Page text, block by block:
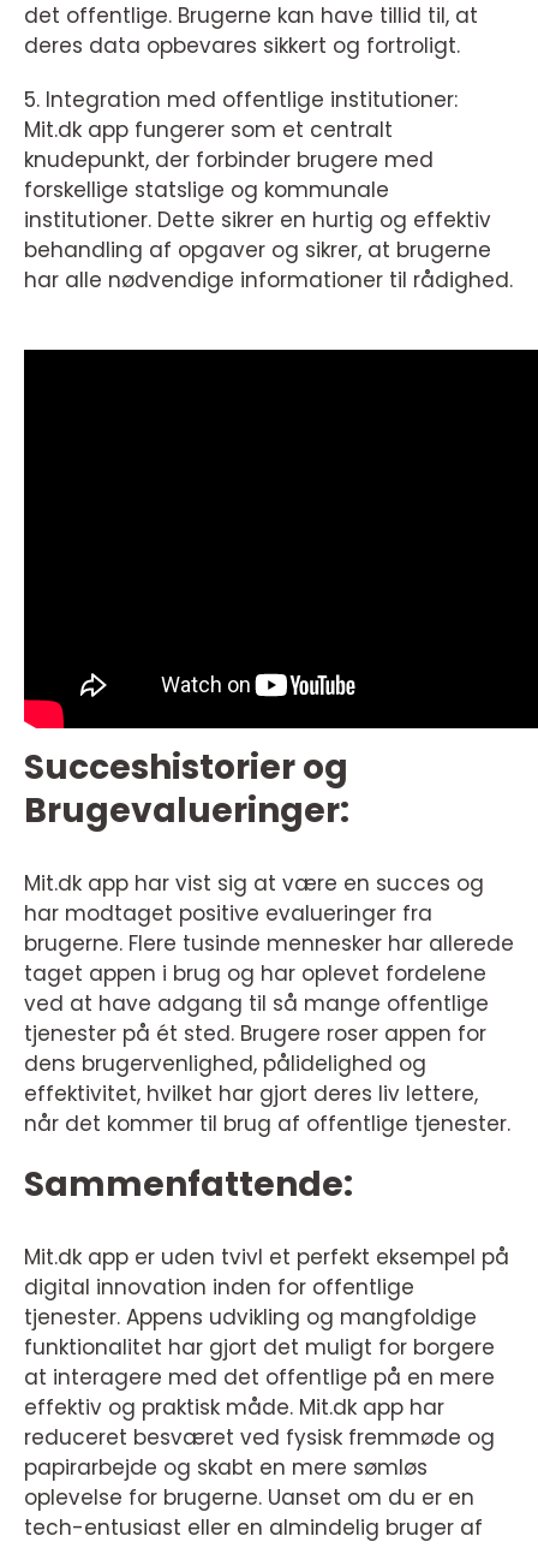
det offentlige. Brugerne kan have tillid til, at
deres data opbevares sikkert og fortroligt.
5. Integration med offentlige institutioner:
Mit.dk app fungerer som et centralt
knudepunkt, der forbinder brugere med
forskellige statslige og kommunale
institutioner. Dette sikrer en hurtig og effektiv
behandling af opgaver og sikrer, at brugerne
har alle nødvendige informationer til rådighed.
Succeshistorier og
Brugevalueringer:
Mit.dk app har vist sig at være en succes og
har modtaget positive evalueringer fra
brugerne. Flere tusinde mennesker har allerede
taget appen i brug og har oplevet fordelene
ved at have adgang til så mange offentlige
tjenester på ét sted. Brugere roser appen for
dens brugervenlighed, pålidelighed og
effektivitet, hvilket har gjort deres liv lettere,
når det kommer til brug af offentlige tjenester.
Sammenfattende:
Mit.dk app er uden tvivl et perfekt eksempel på
digital innovation inden for offentlige
tjenester. Appens udvikling og mangfoldige
funktionalitet har gjort det muligt for borgere
at interagere med det offentlige på en mere
effektiv og praktisk måde. Mit.dk app har
reduceret besværet ved fysisk fremmøde og
papirarbejde og skabt en mere sømløs
oplevelse for brugerne. Uanset om du er en
tech-entusiast eller en almindelig bruger af